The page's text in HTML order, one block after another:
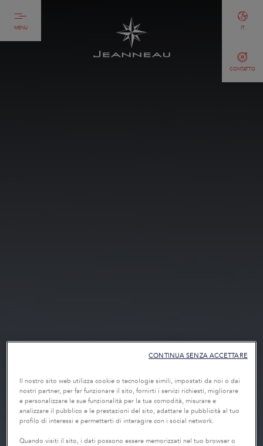
MENU
CONTATTO
IT
Il nostro sito web utilizza cookie o tecnologie simili, impostati da noi o dai
nostri partner, per far funzionare il sito, fornirti i servizi richiesti, migliorare
e personalizzare le sue funzionalità per la tua comodità, misurare e
analizzare il pubblico e le prestazioni del sito, adattare la pubblicità al tuo
profilo di interessi e permetterti di interagire con i social network.
Quando visiti il sito, i dati possono essere memorizzati nel tuo browser o
CONTINUA SENZA ACCETTARE